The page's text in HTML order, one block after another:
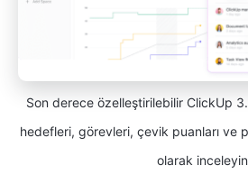
Son derece özelleştirilebilir ClickUp
hedefleri, görevleri, çevik puanları ve
olarak inceleyin